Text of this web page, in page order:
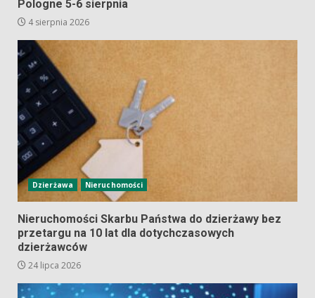
Pologne 5-6 sierpnia
4 sierpnia 2026
Dzierżawa Nieruchomości
Nieruchomości Skarbu Państwa do dzierżawy bez
przetargu na 10 lat dla dotychczasowych
dzierżawców
24 lipca 2026